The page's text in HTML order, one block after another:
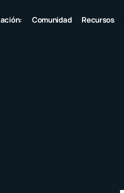
Comunidad Recursos